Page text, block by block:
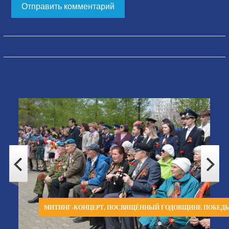
МИТИНГ-КОНЦЕРТ, ПОСВЯЩЁННЫЙ ГОДОВЩИНЕ